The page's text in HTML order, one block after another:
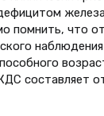
помнить, что
составляет